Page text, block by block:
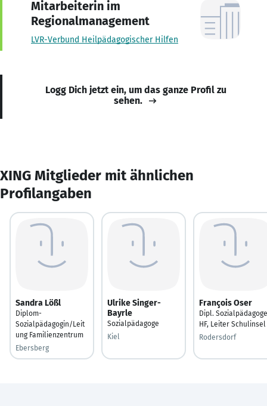
Mitarbeiterin im
Regionalmanagement
LVR-Verbund Heilpädagogischer Hilfen
Logg Dich jetzt ein, um das ganze Profil zu
sehen.
XING Mitglieder mit ähnlichen
Profilangaben
Sandra Lößl
Diplom-
Sozialpädagogin/Leit
ung Familienzentrum
Ebersberg
Ulrike Singer-
Bayrle
Sozialpädagoge
Kiel
François Oser
Dipl. Sozialpädagoge
HF, Leiter Schulinsel
Rodersdorf